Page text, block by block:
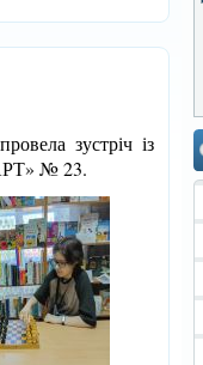
зустріч із
№ 23.